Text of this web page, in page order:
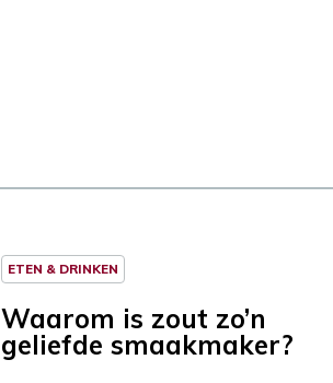
ETEN & DRINKEN
Waarom is zout zo’n
geliefde smaakmaker?